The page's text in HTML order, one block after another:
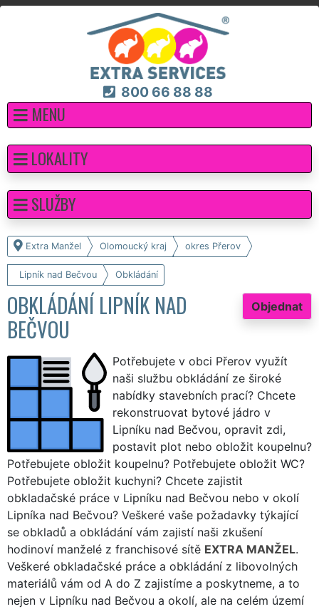
800 66 88 88
MENU
Extra Manžel Olomoucký kraj okres Přerov
Lipník nad Bečvou Obkládání
Objednat
OBKLÁDÁNÍ LIPNÍK NAD
BEČVOU
Potřebujete v obci Přerov využít
naši službu obkládání ze široké
nabídky stavebních prací? Chcete
rekonstruovat bytové jádro v
Lipníku nad Bečvou, opravit zdi,
postavit plot nebo obložit koupelnu?
Potřebujete obložit koupelnu? Potřebujete obložit WC?
Potřebujete obložit kuchyni? Chcete zajistit
obkladačské práce v Lipníku nad Bečvou nebo v okolí
Lipníka nad Bečvou? Veškeré vaše požadavky týkající
se obkladů a obkládání vám zajistí naši zkušení
hodinoví manželé z franchisové sítě EXTRA MANŽEL.
Veškeré obkladačské práce a obkládání z libovolných
materiálů vám od A do Z zajistíme a poskytneme, a to
nejen v Lipníku nad Bečvou a okolí, ale na celém území
LOKALITY
SLUŽBY